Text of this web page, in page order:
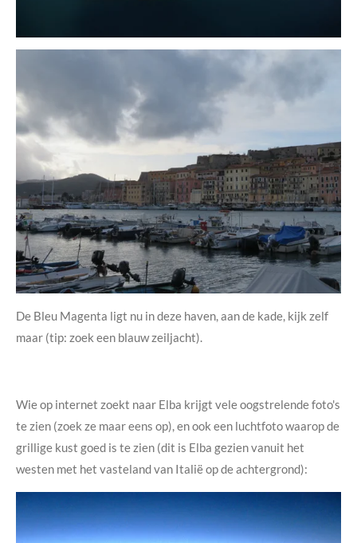
De Bleu Magenta ligt nu in deze haven, aan de kade, kijk zelf
maar (tip: zoek een blauw zeiljacht).
Wie op internet zoekt naar Elba krijgt vele oogstrelende foto's
te zien (zoek ze maar eens op), en ook een luchtfoto waarop de
grillige kust goed is te zien (dit is Elba gezien vanuit het
westen met het vasteland van Italië op de achtergrond):